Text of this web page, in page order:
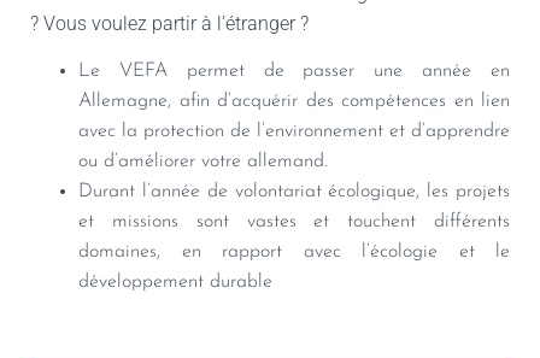
? Vous voulez partir à l’étranger ?
Le VEFA permet de passer une année en
Allemagne, afin d’acquérir des compétences en lien
avec la protection de l’environnement et d’apprendre
ou d’améliorer votre allemand.
Durant l’année de volontariat écologique, les projets
et missions sont vastes et touchent différents
domaines, en rapport avec l’écologie et le
développement durable